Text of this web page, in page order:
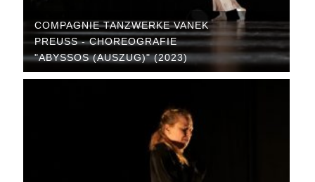
COMPAGNIE TANZWERKE VANEK
PREUSS - CHOREOGRAFIE "
ABYSSOS (AUSZUG)" (2023)